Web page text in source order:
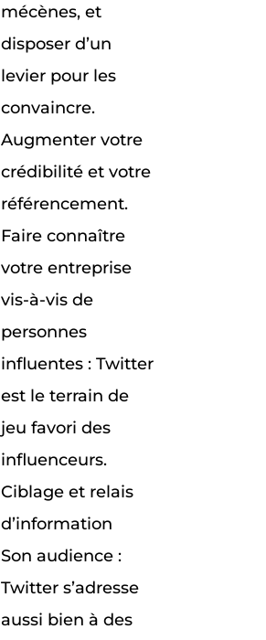
mécènes, et
disposer d’un
levier pour les
convaincre.
Augmenter votre
crédibilité et votre
référencement.
Faire connaître
votre entreprise
vis-à-vis de
personnes
influentes : Twitter
est le terrain de
jeu favori des
influenceurs.
Ciblage et relais
d’information
Son audience :
Twitter s’adresse
aussi bien à des